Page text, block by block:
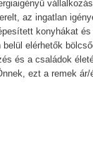
az ingatlan
konyhákat és
elérhetők
és a családok
ezt a remek ár/